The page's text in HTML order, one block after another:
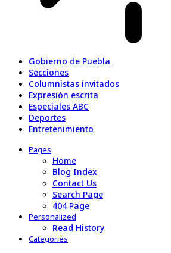
Gobierno de Puebla
Secciones
Columnistas invitados
Expresión escrita
Especiales ABC
Deportes
Entretenimiento
Pages
Home
Blog Index
Contact Us
Search Page
404 Page
Personalized
Read History
Categories